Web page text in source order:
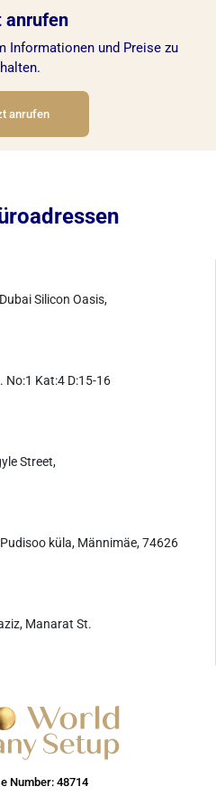
anrufen
Informationen und Preise zu
anrufen
Silicon Oasis,
No:1 Kat:4 D:15-16
Street,
küla, Männimäe, 74626
Manarat St.
Number: 48714